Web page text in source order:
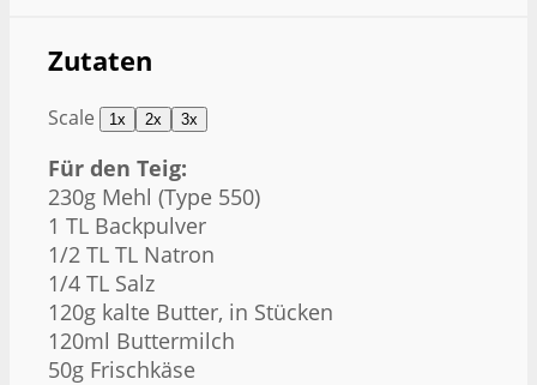
Zutaten
Scale 1x 2x 3x
Für den Teig:
230g Mehl (Type 550)
1 TL Backpulver
1/2 TL TL Natron
1/4 TL Salz
120g kalte Butter, in Stücken
120ml Buttermilch
50g Frischkäse